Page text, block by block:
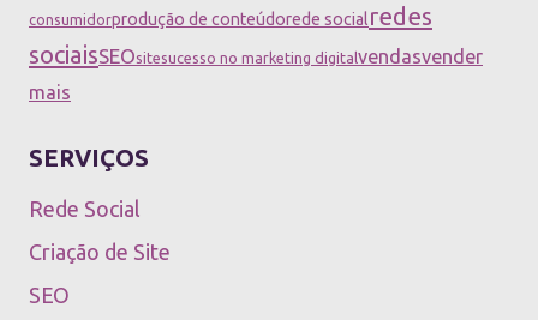
consumidorprodução de conteúdorede socialredes
sociaisSEOsitesucesso no marketing digitalvendasvender
mais
SERVIÇOS
Rede Social
Criação de Site
SEO